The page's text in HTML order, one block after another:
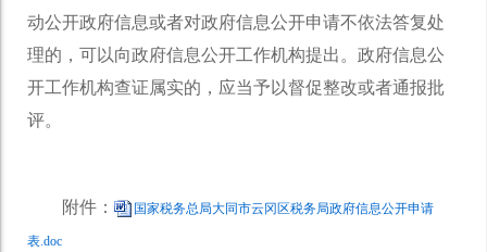
动公开政府信息或者对政府信息公开申请不依法答复处
理的，可以向政府信息公开工作机构提出。政府信息公
开工作机构查证属实的，应当予以督促整改或者通报批
评。
附件： 国家税务总局大同市云冈区税务局政府信息公开申请
表.doc